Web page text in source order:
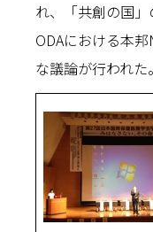
れ、「共創の国
ODAにおける本
な議論が行われた。